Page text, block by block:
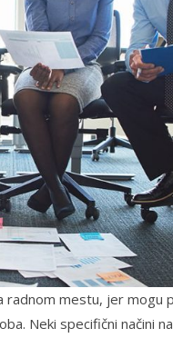
radnom mestu, jer mogu
Neki specifični načini